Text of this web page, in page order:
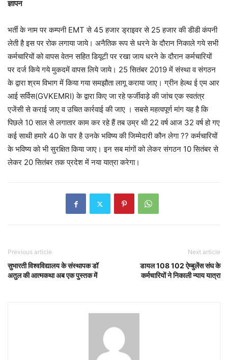
ज्ञापन
भर्ती के नाम पर कम्पनी EMT से 45 हजार ड्राइवर से 25 हजार की डीडी कंपनी
लेती है इस पर रोक लगाया जाये। अनैतिक रूप से धरने के दौरान निकाले गये सभी
कर्मचारियों को वापस वेतन सहित डियूटी पर रखा जाय धरने के दौरान कर्मचारियों
पर दर्ज किये गये मुकदमें वापस लिये जाये। 25 सितंबर 2019 में संस्था व संगठन
के द्वारा श्रम विभाग में किया गया समझौता लागू कराया जाए। ग्रीन हेल्थ ई एम आर
आई सर्विस(GVKEMRI) के द्वारा किए जा रहे फर्जीवाड़े की जांच एक स्वतंत्र
एजेंसी से कराई जाए व उचित कार्रवाई की जाए । सबसे महत्वपूर्ण मांग यह है कि
पिछले 10 साल से लगातार काम कर रहे हैं तब उम्र थी 22 वर्ष आज 32 वर्ष हो गए
कई साथी हमारे 40 के पार है उनके भविष्य की जिम्मेदारी कौन लेगा ?? कर्मचारियों
के भविष्य को भी सुरक्षित किया जाए। इन सब मांगों को लेकर संगठन 10 सितंबर से
लेकर 20 सितंबर तक प्रदेश में नया यात्रा करेगा।
Previous article
सुभारती विश्वविद्यालय के संस्थापक डॉ
अतुल की आत्मकथा अब एक पुस्तक में
Next article
डायल 108 102 ऐम्बुलेंस संघ के
कर्मचारियों ने निकाली न्याय यात्रा